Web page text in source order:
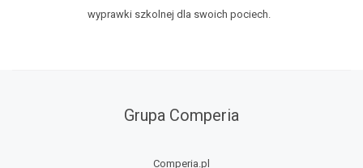
wyprawki szkolnej dla swoich pociech.
Grupa Comperia
Comperia.pl